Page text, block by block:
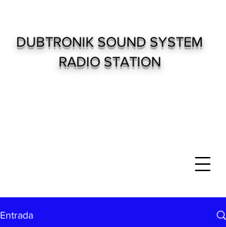
DUBTRONIK SOUND SYSTEM
RADIO STATION
Entrada